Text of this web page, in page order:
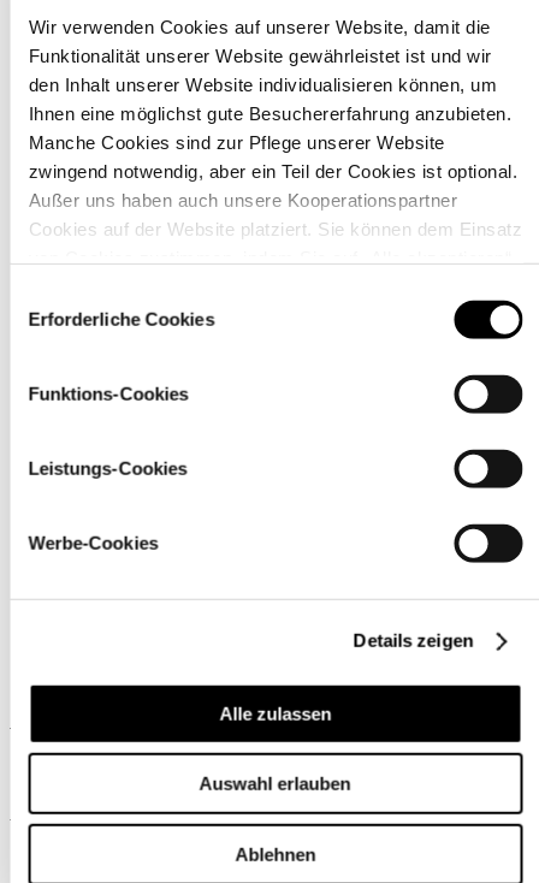
Wir verwenden Cookies auf unserer Website, damit die
Funktionalität unserer Website gewährleistet ist und wir
den Inhalt unserer Website individualisieren können, um
Ihnen eine möglichst gute Besuchererfahrung anzubieten.
Manche Cookies sind zur Pflege unserer Website
zwingend notwendig, aber ein Teil der Cookies ist optional.
Außer uns haben auch unsere Kooperationspartner
Cookies auf der Website platziert. Sie können dem Einsatz
über den Link „Cookie-Einstellungen
Erforderliche Cookies
Funktions-Cookies
Leistungs-Cookies
Werbe-Cookies
Details zeigen
Alle zulassen
Auswahl erlauben
Ablehnen
Material
Pflegehinweise
Ähnliche Produkte
Wird oft zusammen gekauft